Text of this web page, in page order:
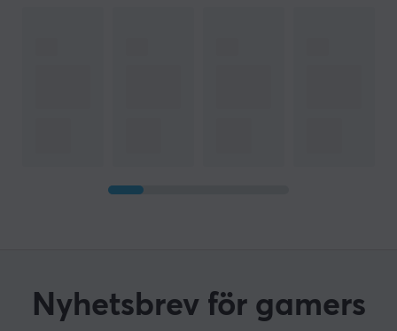
Nyhetsbrev för gamers